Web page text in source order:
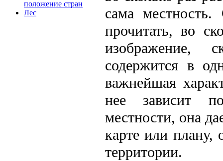
положение стран
Лес
сама
прочитать, во
изображение,
содержится в
важнейшая
нее зависит
местности, она
карте или плану,
территории.